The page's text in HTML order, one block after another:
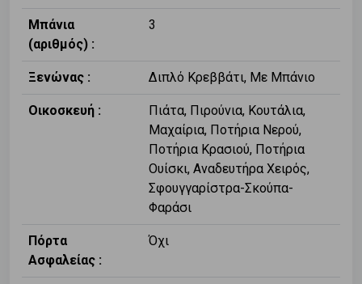
Μπάνια
(αριθμός) :
3
Ξενώνας : Διπλό Κρεββάτι, Με Μπάνιο
Οικοσκευή :
Πιάτα, Πιρούνια, Κουτάλια,
Μαχαίρια, Ποτήρια Νερού,
Ποτήρια Κρασιού, Ποτήρια
Ουίσκι, Αναδευτήρα Χειρός,
Σφουγγαρίστρα-Σκούπα-
Φαράσι
Πόρτα
Ασφαλείας :
Όχι